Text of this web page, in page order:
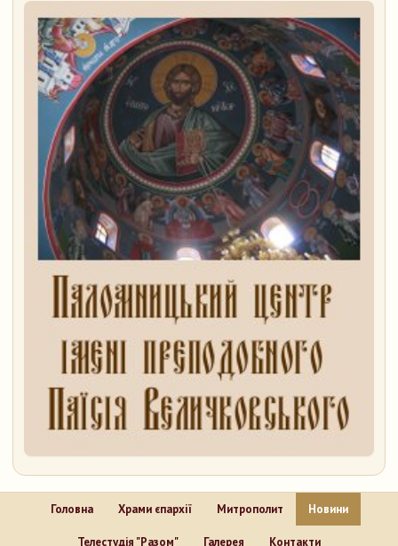
Головна Храми єпархії Митрополит Новини
Телестудія "Разом" Галерея Контакти